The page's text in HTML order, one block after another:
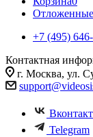
Отложенные
+7 (495)
Контактная
г. Москва, ул.
Telegram